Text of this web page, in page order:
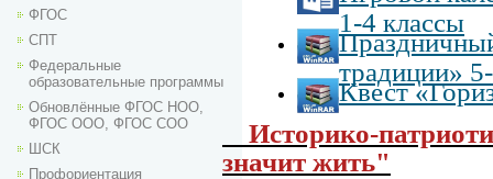
ФГОС
СПТ
Федеральные
образовательные программы
Обновлённые ФГОС НОО,
ФГОС ООО, ФГОС СОО
ШСК
Профориентация
1-4 классы
традиции»
Квест
Историко-
значит жить"